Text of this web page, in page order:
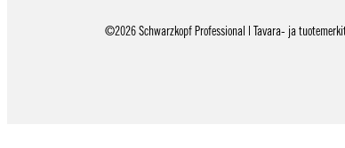
©2026 Schwarzkopf Professional | Tavara- ja